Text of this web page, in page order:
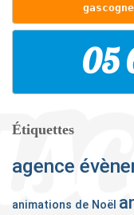
05
Étiquettes
agence
animations de Noël